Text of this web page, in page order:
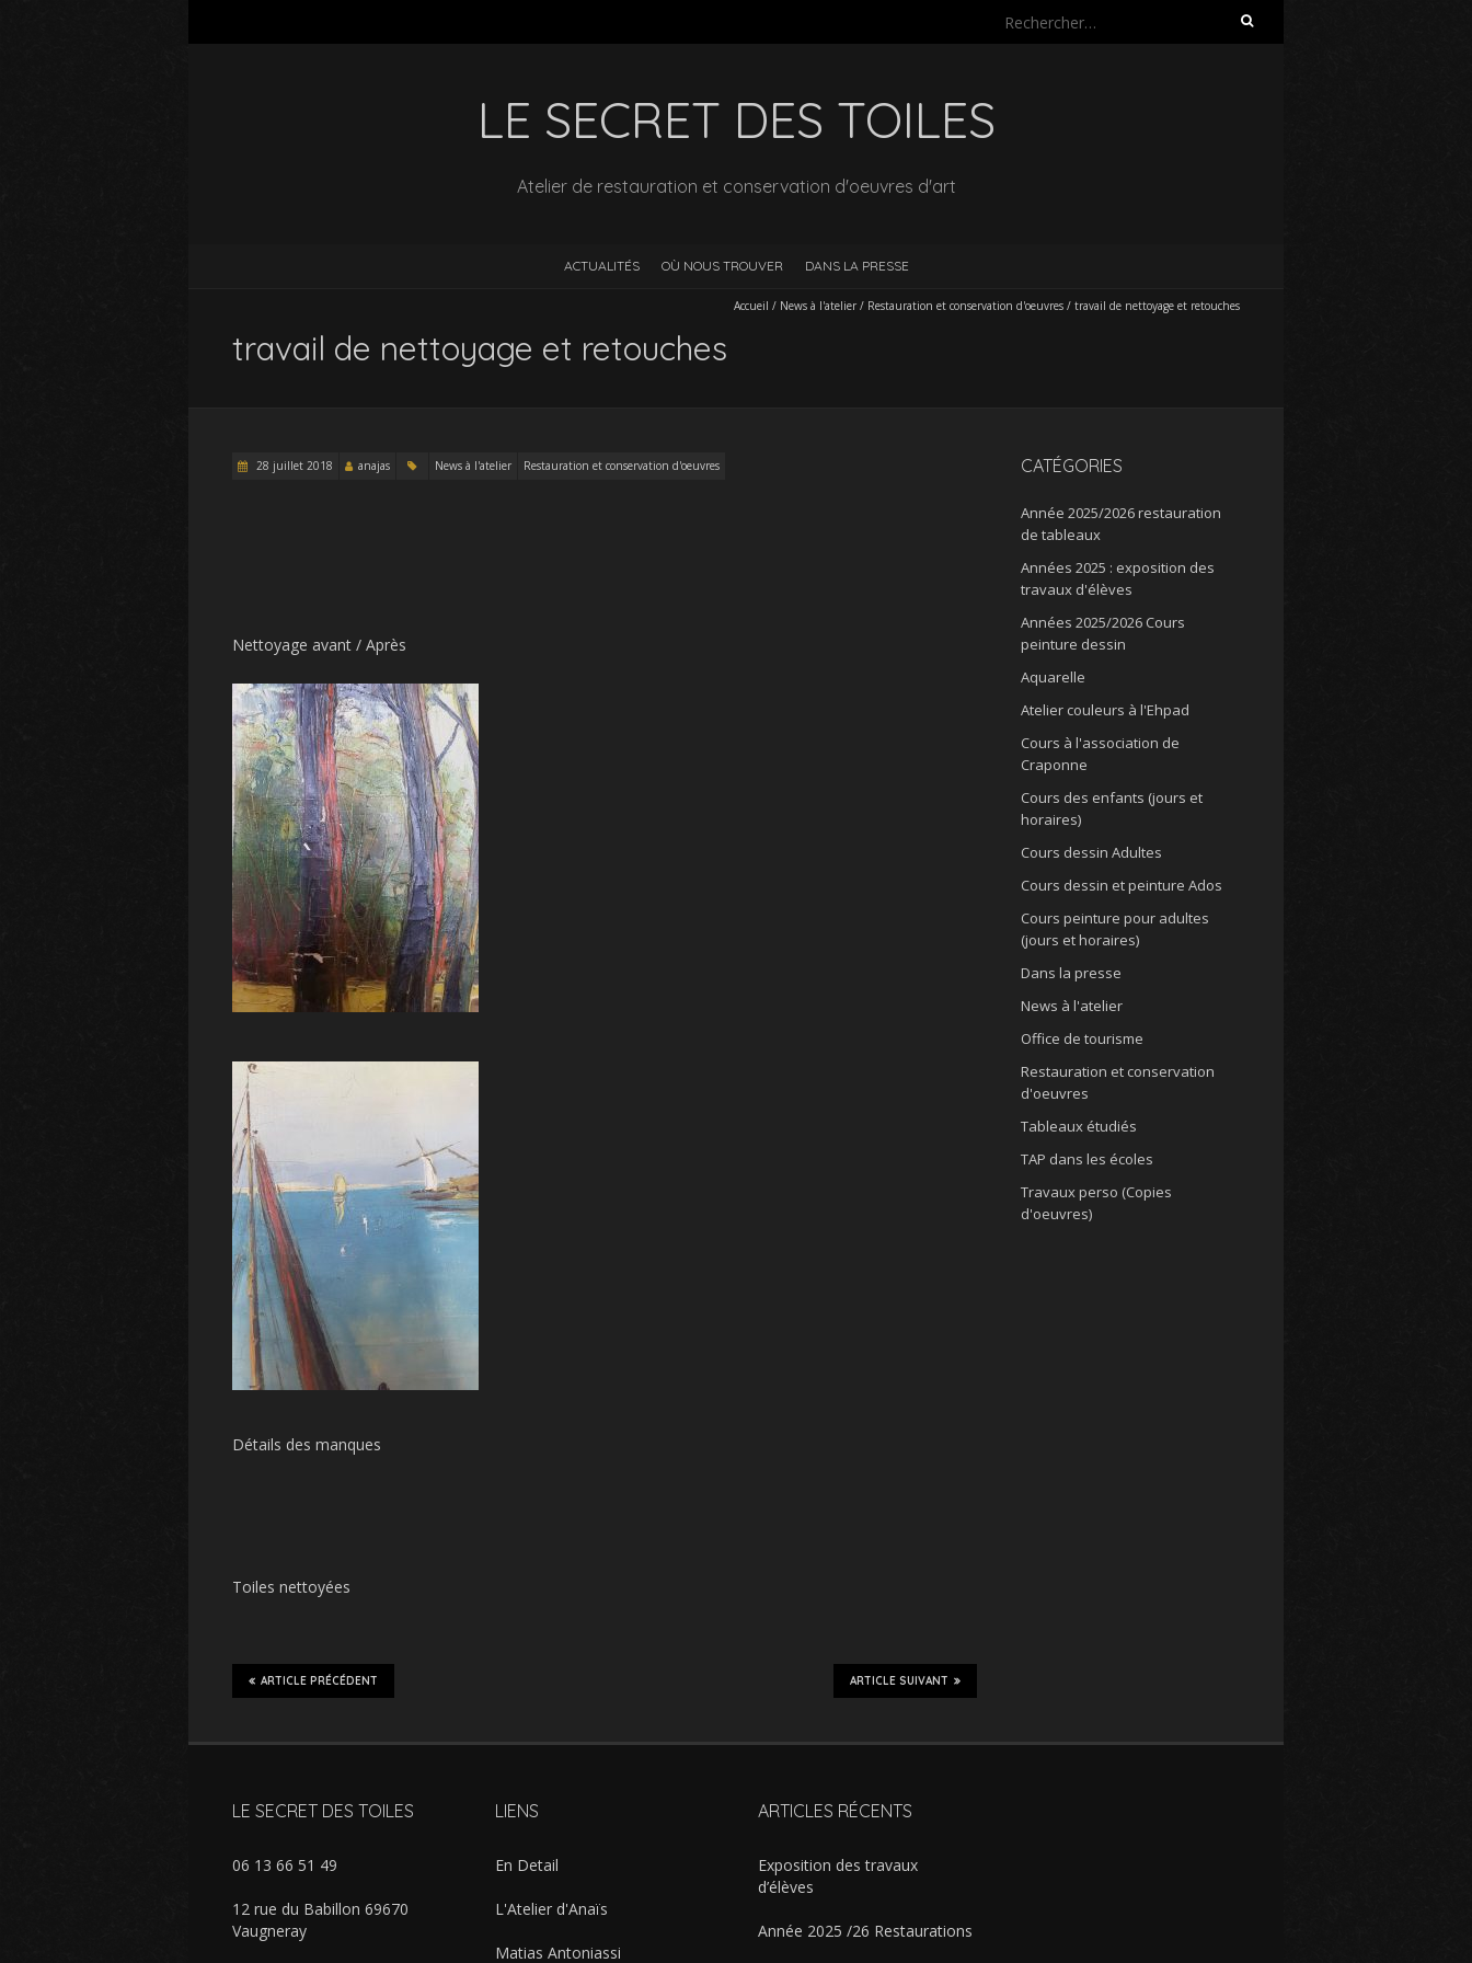
Rechercher :
LE SECRET DES TOILES
Atelier de restauration et conservation d'oeuvres d'art
ACTUALITÉS OÙ NOUS TROUVER DANS LA PRESSE
Accueil / News à l'atelier / Restauration et conservation d'oeuvres / travail de nettoyage et retouches
travail de nettoyage et retouches
28 juillet 2018 anajas News à l'atelier Restauration et conservation d'oeuvres
Nettoyage avant / Après
Détails des manques
Toiles nettoyées
ARTICLE SUIVANT
ARTICLE PRÉCÉDENT
CATÉGORIES
Année 2025/2026 restauration
de tableaux
Années 2025 : exposition des
travaux d'élèves
Années 2025/2026 Cours
peinture dessin
Aquarelle
Atelier couleurs à l'Ehpad
Cours à l'association de
Craponne
Cours des enfants (jours et
horaires)
Cours dessin Adultes
Cours dessin et peinture Ados
Cours peinture pour adultes
(jours et horaires)
Dans la presse
News à l'atelier
Office de tourisme
Restauration et conservation
d'oeuvres
Tableaux étudiés
TAP dans les écoles
Travaux perso (Copies
d'oeuvres)
LE SECRET DES TOILES
06 13 66 51 49
12 rue du Babillon 69670
Vaugneray
LIENS
En Detail
L'Atelier d'Anaïs
Matias Antoniassi
ARTICLES RÉCENTS
Exposition des travaux
d’élèves
Année 2025 /26 Restaurations